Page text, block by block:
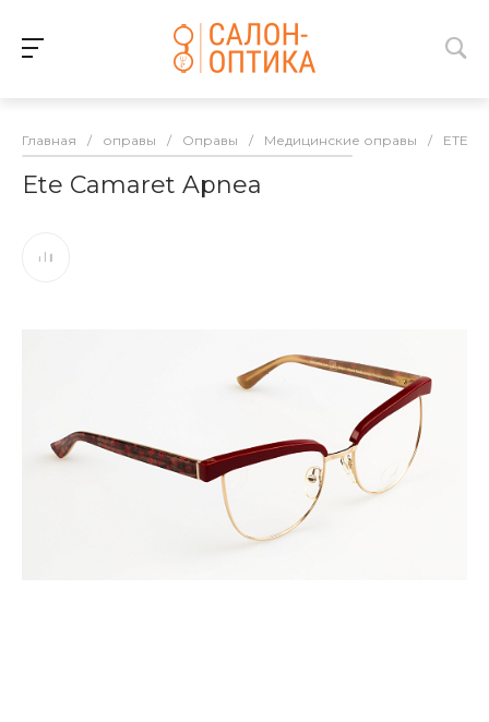
Главная / оправы / Оправы / Медицинские оправы / ETE
Ete Camaret Apnea